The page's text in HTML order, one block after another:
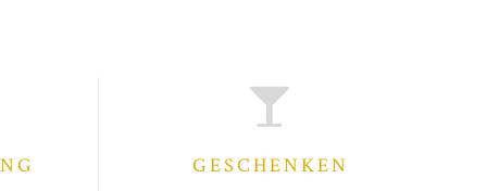
GESCHENKEN